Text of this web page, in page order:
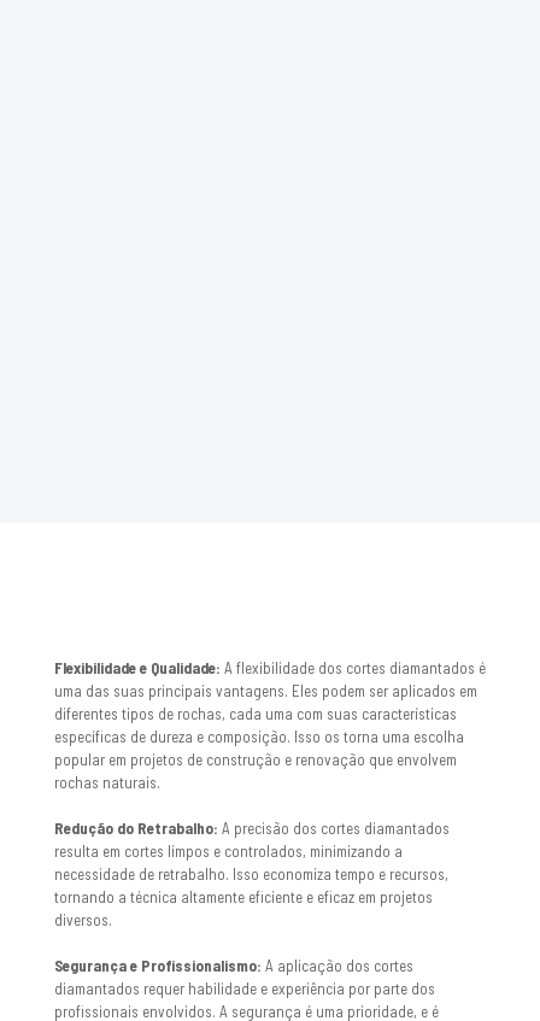
Flexibilidade e Qualidade: A flexibilidade dos cortes diamantados é
uma das suas principais vantagens. Eles podem ser aplicados em
diferentes tipos de rochas, cada uma com suas características
específicas de dureza e composição. Isso os torna uma escolha
popular em projetos de construção e renovação que envolvem
rochas naturais.
Redução do Retrabalho: A precisão dos cortes diamantados
resulta em cortes limpos e controlados, minimizando a
necessidade de retrabalho. Isso economiza tempo e recursos,
tornando a técnica altamente eficiente e eficaz em projetos
diversos.
Segurança e Profissionalismo: A aplicação dos cortes
diamantados requer habilidade e experiência por parte dos
profissionais envolvidos. A segurança é uma prioridade, e é